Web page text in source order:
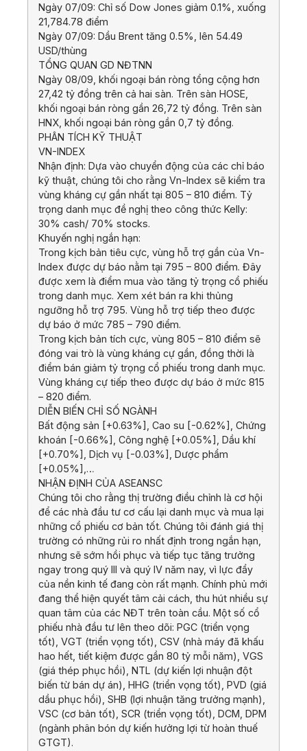
Ngày 07/09: Chỉ số Dow Jones giảm 0.1%, xuống
21,784.78 điểm
Ngày 07/09: Dầu Brent tăng 0.5%, lên 54.49
USD/thùng
TỔNG QUAN GD NĐTNN
Ngày 08/09, khối ngoại bán ròng tổng cộng hơn
27,42 tỷ đồng trên cả hai sàn. Trên sàn HOSE,
khối ngoại bán ròng gần 26,72 tỷ đồng. Trên sàn
HNX, khối ngoại bán ròng gần 0,7 tỷ đồng.
PHÂN TÍCH KỸ THUẬT
VN-INDEX
Nhận định: Dựa vào chuyển động của các chỉ báo
kỹ thuật, chúng tôi cho rằng Vn-Index sẽ kiểm tra
vùng kháng cự gần nhất tại 805 – 810 điểm. Tỷ
trọng danh mục đề nghị theo công thức Kelly:
30% cash/ 70% stocks.
Khuyến nghị ngắn hạn:
Trong kịch bản tiêu cực, vùng hỗ trợ gần của Vn-
Index được dự báo nằm tại 795 – 800 điểm. Đây
được xem là điểm mua vào tăng tỷ trọng cổ phiếu
trong danh mục. Xem xét bán ra khi thủng
ngưỡng hỗ trợ 795. Vùng hỗ trợ tiếp theo được
dự báo ở mức 785 – 790 điểm.
Trong kịch bản tích cực, vùng 805 – 810 điểm sẽ
đóng vai trò là vùng kháng cự gần, đồng thời là
điểm bán giảm tỷ trọng cổ phiếu trong danh mục.
Vùng kháng cự tiếp theo được dự báo ở mức 815
– 820 điểm.
DIỄN BIẾN CHỈ SỐ NGÀNH
Bất động sản [+0.63%], Cao su [-0.62%], Chứng
khoán [-0.66%], Công nghệ [+0.05%], Dầu khí
[+0.70%], Dịch vụ [-0.03%], Dược phẩm
[+0.05%],…
NHẬN ĐỊNH CỦA ASEANSC
Chúng tôi cho rằng thị trường điều chỉnh là cơ hội
để các nhà đầu tư cơ cấu lại danh mục và mua lại
những cổ phiếu cơ bản tốt. Chúng tôi đánh giá thị
trường có những rủi ro nhất định trong ngắn hạn,
nhưng sẽ sớm hồi phục và tiếp tục tăng trưởng
ngay trong quý III và quý IV năm nay, vì lực đẩy
của nền kinh tế đang còn rất mạnh. Chính phủ mới
đang thể hiện quyết tâm cải cách, thu hút nhiều sự
quan tâm của các NĐT trên toàn cầu. Một số cổ
phiếu nhà đầu tư lên theo dõi: PGC (triển vọng
tốt), VGT (triển vọng tốt), CSV (nhà máy đã khấu
hao hết, tiết kiệm được gần 80 tỷ mỗi năm), VGS
(giá thép phục hồi), NTL (dự kiến lợi nhuận đột
biến từ bán dự án), HHG (triển vọng tốt), PVD (giá
dầu phục hồi), SHB (lợi nhuận tăng trưởng mạnh),
VSC (cơ bản tốt), SCR (triển vọng tốt), DCM, DPM
(ngành phân bón dự kiến hưởng lợi từ hoàn thuế
GTGT).